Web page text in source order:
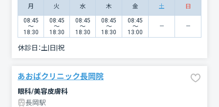
月 火 水 木 金 土 日
08:45
〜
18:30
08:45
〜
18:30
08:45
〜
18:30
08:45
〜
18:30
08:45
〜
13:00
休診日：土|日|祝
あおばクリニック長岡院
眼科/美容皮膚科
長岡駅